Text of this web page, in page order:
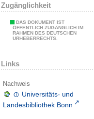
Zugänglichkeit
DAS DOKUMENT IST
ÖFFENTLICH ZUGÄNGLICH IM
RAHMEN DES DEUTSCHEN
URHEBERRECHTS.
Links
Nachweis
Universitäts- und
Landesbibliothek Bonn